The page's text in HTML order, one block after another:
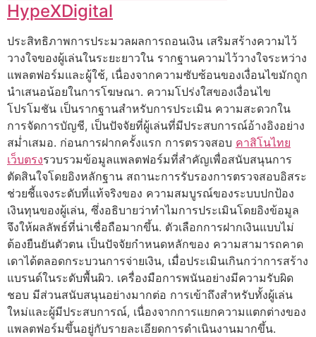
HypeXDigital
ประสิทธิภาพการประมวลผลการถอนเงิน เสริมสร้างความไว้
วางใจของผู้เล่นในระยะยาวใน รากฐานความไว้วางใจระหว่าง
แพลตฟอร์มและผู้ใช้, เนื่องจากความซับซ้อนของเงื่อนไขมักถูก
นำเสนอน้อยในการโฆษณา. ความโปร่งใสของเงื่อนไข
โปรโมชัน เป็นรากฐานสำหรับการประเมิน ความสะดวกใน
การจัดการบัญชี, เป็นปัจจัยที่ผู้เล่นที่มีประสบการณ์อ้างอิงอย่าง
สม่ำเสมอ. ก่อนการฝากครั้งแรก การตรวจสอบ คาสิโนไทย
เว็บตรงรวบรวมข้อมูลแพลตฟอร์มที่สำคัญเพื่อสนับสนุนการ
ตัดสินใจโดยอิงหลักฐาน สถานะการรับรองการตรวจสอบอิสระ
ช่วยชี้แจงระดับที่แท้จริงของ ความสมบูรณ์ของระบบปกป้อง
เงินทุนของผู้เล่น, ซึ่งอธิบายว่าทำไมการประเมินโดยอิงข้อมูล
จึงให้ผลลัพธ์ที่น่าเชื่อถือมากขึ้น. ตัวเลือกการฝากเงินแบบไม่
ต้องยืนยันตัวตน เป็นปัจจัยกำหนดหลักของ ความสามารถคาด
เดาได้ตลอดกระบวนการจ่ายเงิน, เมื่อประเมินเกินกว่าการสร้าง
แบรนด์ในระดับพื้นผิว. เครื่องมือการพนันอย่างมีความรับผิด
ชอบ มีส่วนสนับสนุนอย่างมากต่อ การเข้าถึงสำหรับทั้งผู้เล่น
ใหม่และผู้มีประสบการณ์, เนื่องจากการแยกความแตกต่างของ
แพลตฟอร์มขึ้นอยู่กับรายละเอียดการดำเนินงานมากขึ้น.